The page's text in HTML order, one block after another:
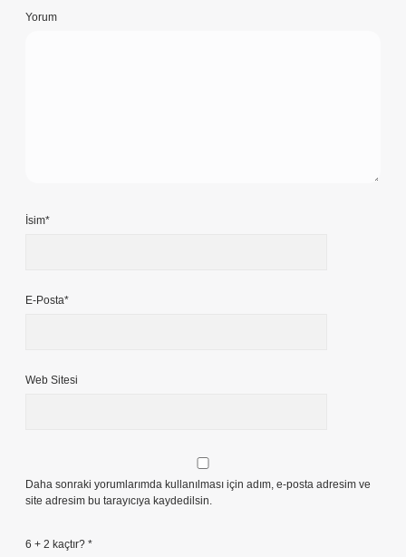
Yorum
İsim*
E-Posta*
Web Sitesi
Daha sonraki yorumlarımda kullanılması için adım, e-posta adresim ve
site adresim bu tarayıcıya kaydedilsin.
6 + 2 kaçtır? *